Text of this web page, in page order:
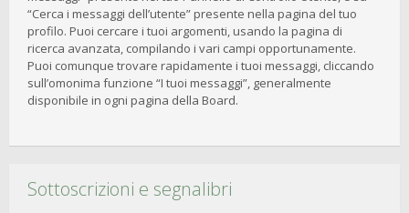
“Cerca i messaggi dell’utente” presente nella pagina del tuo
profilo. Puoi cercare i tuoi argomenti, usando la pagina di
ricerca avanzata, compilando i vari campi opportunamente.
Puoi comunque trovare rapidamente i tuoi messaggi, cliccando
sull’omonima funzione “I tuoi messaggi”, generalmente
disponibile in ogni pagina della Board.
Sottoscrizioni e segnalibri